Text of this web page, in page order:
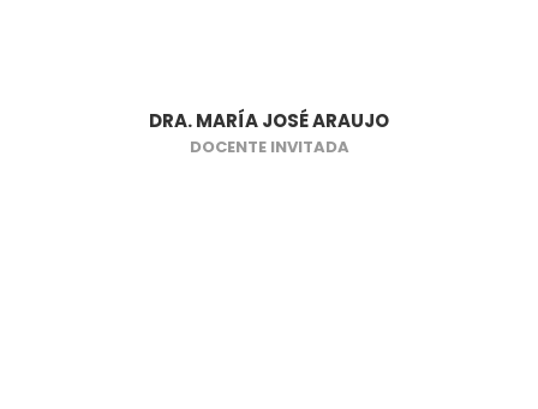
DRA. MARÍA JOSÉ ARAUJO
DOCENTE INVITADA